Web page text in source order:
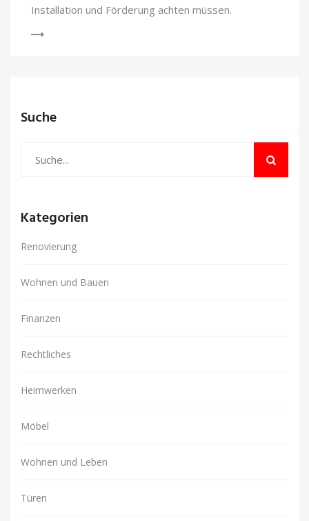
Installation und Förderung achten müssen.
Suche
Kategorien
Renovierung
Wohnen und Bauen
Finanzen
Rechtliches
Heimwerken
Möbel
Wohnen und Leben
Türen